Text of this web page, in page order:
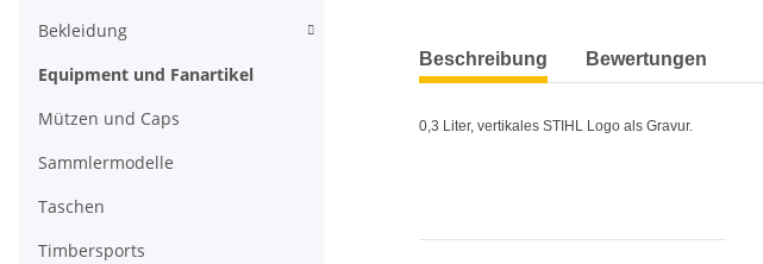
weitere Registerkarten anzeigen
Beschreibung Bewertungen
0,3 Liter, vertikales STIHL Logo als Gravur.
Bekleidung
Equipment und Fanartikel
Mützen und Caps
Sammlermodelle
Taschen
Timbersports